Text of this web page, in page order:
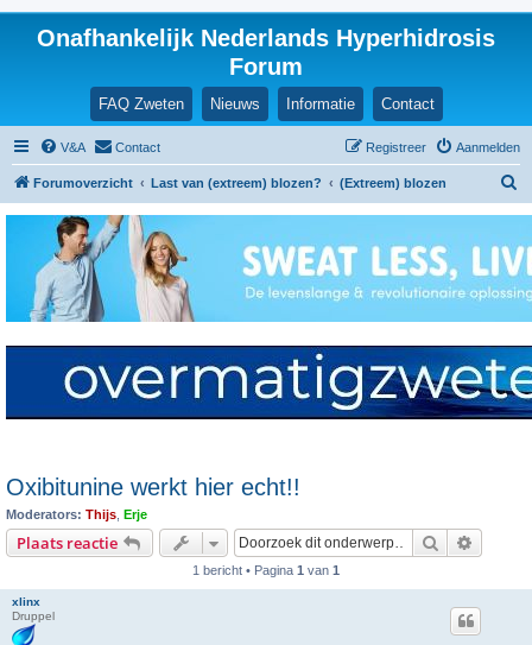
Onafhankelijk Nederlands Hyperhidrosis
Forum
FAQ Zweten Nieuws Informatie Contact
V&A Contact Aanmelden
Registreer
Forumoverzicht Last van (extreem) blozen? (Extreem) blozen
k
Oxibitunine werkt hier echt!!
Moderators: Thijs Erje
Plaats reactie Zoek
1 bericht • Pagina 1 van 1
xlinx
Druppel